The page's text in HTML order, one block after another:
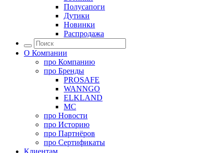
Полусапоги
Дутики
Новинки
Распродажа
О Компании
про Компанию
про Бренды
PROSAFE
WANNGO
ELKLAND
MC
про Новости
про Историю
про Партнёров
про Сертификаты
Клиентам